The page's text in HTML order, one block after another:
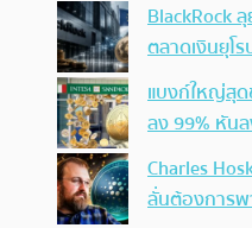
BlackRock
ตลาดเงินยุโ
แบงก์ใหญ่สุด
ลง 99% หัน
Charles
ลั่นต้องการพ